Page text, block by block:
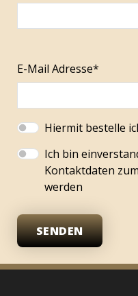
E-Mail Adresse*
Hiermit bestelle
Ich bin
Kontaktdaten
werden
SENDEN